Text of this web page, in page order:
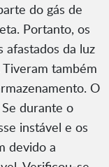
do gás de
Portanto, os
da luz
também
O
durante o
instável e os
devido a